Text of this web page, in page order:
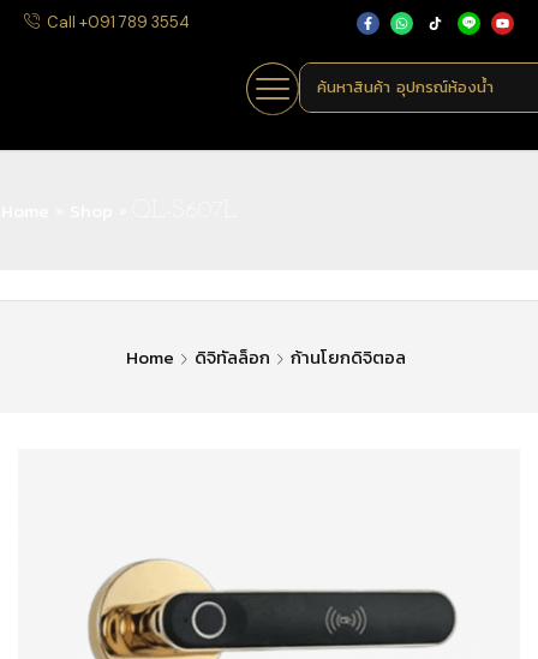
Call +091 789 3554
ค้นหาสินค้า อุปกรณ์ห้องน้ำ
Home ดิจิทัลล็อก ก้านโยกดิจิตอล